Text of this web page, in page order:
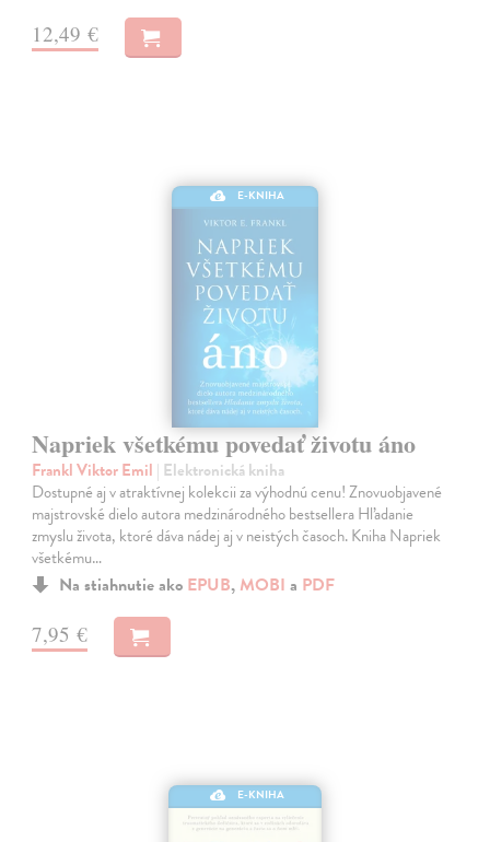
12,49 €
E-KNIHA
Napriek všetkému povedať životu áno
Frankl Viktor Emil | Elektronická kniha
Dostupné aj v atraktívnej kolekcii za výhodnú cenu! Znovuobjavené
majstrovské dielo autora medzinárodného bestsellera Hľadanie
zmyslu života, ktoré dáva nádej aj v neistých časoch. Kniha Napriek
všetkému…
Na stiahnutie ako EPUB, MOBI a PDF
7,95 €
E-KNIHA